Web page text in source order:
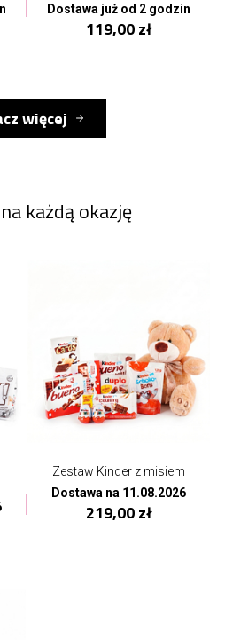
Dostawa już od 2 godzin
119,00 zł
więcej
każdą okazję
Zestaw Kinder z misiem
Dostawa na 11.08.2026
219,00 zł